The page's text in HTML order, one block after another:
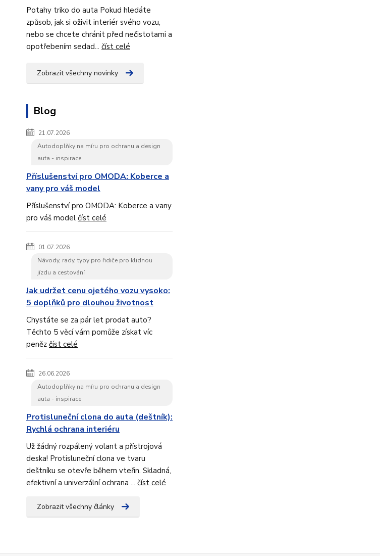
Potahy triko do auta Pokud hledáte
způsob, jak si oživit interiér svého vozu,
nebo se chcete chránit před nečistotami a
opotřebením sedad... číst celé
Zobrazit všechny novinky
Blog
21.07.2026
Autodoplňky na míru pro ochranu a design
auta - inspirace
Příslušenství pro OMODA: Koberce a
vany pro váš model
Příslušenství pro OMODA: Koberce a vany
pro váš model číst celé
01.07.2026
Návody, rady, typy pro řidiče pro klidnou
jízdu a cestování
Jak udržet cenu ojetého vozu vysoko:
5 doplňků pro dlouhou životnost
Chystáte se za pár let prodat auto?
Těchto 5 věcí vám pomůže získat víc
peněz číst celé
26.06.2026
Autodoplňky na míru pro ochranu a design
auta - inspirace
Protisluneční clona do auta (deštník):
Rychlá ochrana interiéru
Už žádný rozpálený volant a přístrojová
deska! Protisluneční clona ve tvaru
deštníku se otevře během vteřin. Skladná,
efektivní a univerzální ochrana ... číst celé
Zobrazit všechny články